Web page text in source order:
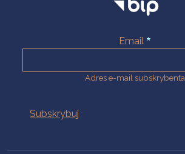
Email
Adres e-mail subskrybenta.